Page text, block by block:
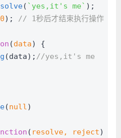
( `yes,it's me` );
); // 1秒后才结束执行操作
(data) {
(data); //yes,it's me
(null)
( resolve, reject) {